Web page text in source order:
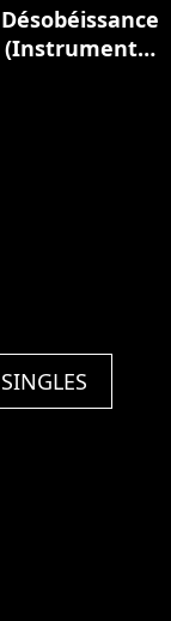
Désobéissance
(Instrumental